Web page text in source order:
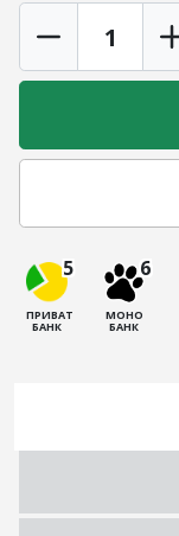
5
ПРИВАТ
БАНК
6
МОНО
БАНК